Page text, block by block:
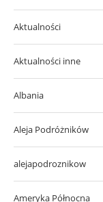
Aktualności
Aktualności inne
Albania
Aleja Podróżników
alejapodroznikow
Ameryka Północna